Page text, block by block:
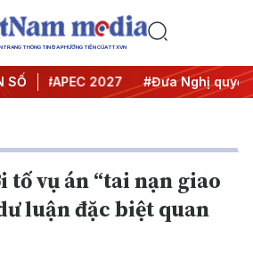
TRANG THÔNG TIN ĐA PHƯƠNG TIỆN CỦA TTXVN
SỐ #APEC 2027 #Đưa Nghị quyết
vụ án “tai nạn giao
luận đặc biệt quan